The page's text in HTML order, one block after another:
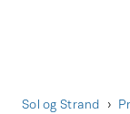
Sol og Strand